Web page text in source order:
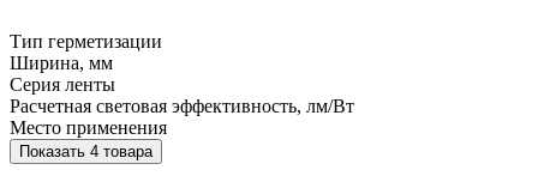
Тип герметизации
Ширина, мм
Серия ленты
Расчетная световая эффективность, лм/Вт
Место применения
Показать 4 товара